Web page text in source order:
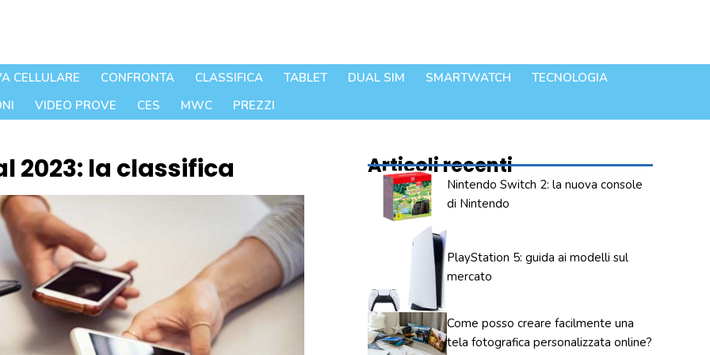
CELLULARE CONFRONTA CLASSIFICA TABLET DUAL SIM SMARTWATCH
TECNOLOGIA
VIDEO PROVE CES MWC PREZZI
2023: la classifica Articoli recenti
Nintendo Switch 2: la nuova console
di Nintendo
PlayStation 5: guida ai modelli sul
mercato
Come posso creare facilmente una
tela fotografica personalizzata online?